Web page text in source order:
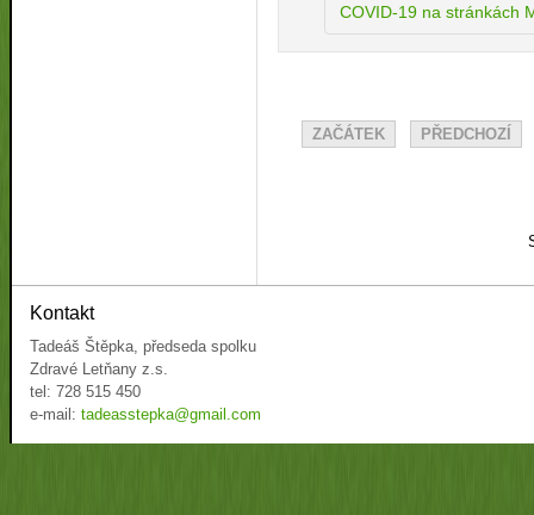
COVID-19 na stránkách
ZAČÁTEK PŘEDCHOZÍ
Kontakt
Tadeáš Štěpka, předseda spolku
Zdravé Letňany z.s.
tel: 728 515 450
e-mail: tadeasstepka@gmail.com